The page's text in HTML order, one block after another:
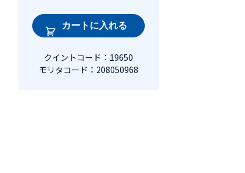
カートに入れる
クイントコード：19650
モリタコード：208050968